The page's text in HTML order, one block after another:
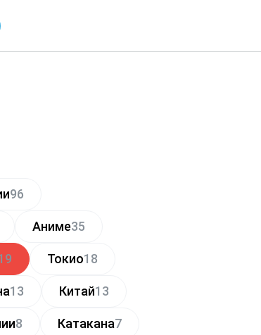
96
Аниме35
Токио18
13 Китай13
8 Катакана7